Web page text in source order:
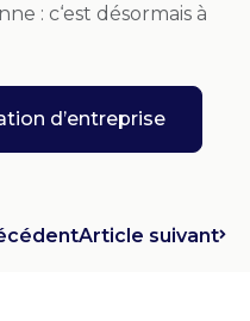
: c‘est désormais à
d’entreprise
Article suivant